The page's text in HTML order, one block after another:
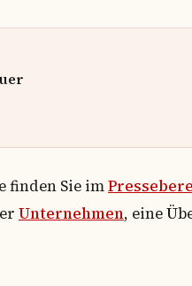
finden Sie im
Unternehmen, eine